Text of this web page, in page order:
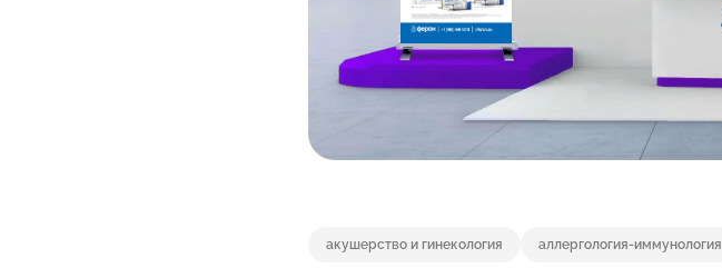
акушерство и гинекология аллергология-иммунология